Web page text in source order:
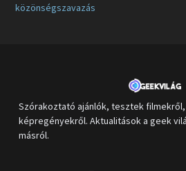
közönségszavazás
Szórakoztató ajánlók, tesztek
képregényekről. Aktualitások a geek
másról.